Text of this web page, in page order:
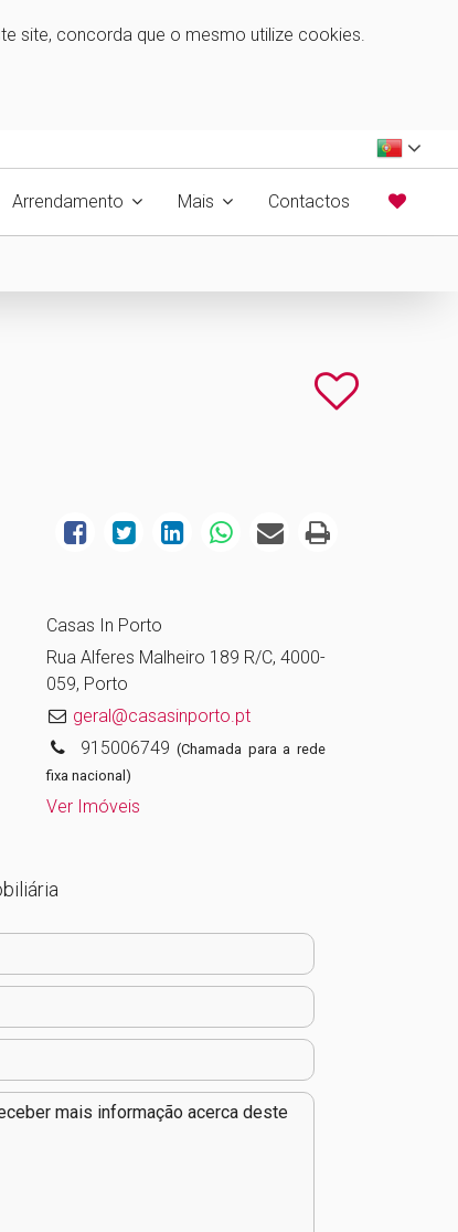
site, concorda que o mesmo utilize cookies.
Arrendamento Mais Contactos
Casas In Porto
Rua Alferes Malheiro 189 R/C, 4000-
059, Porto
geral@casasinporto.pt
915006749 (Chamada para a rede
fixa nacional)
Ver Imóveis